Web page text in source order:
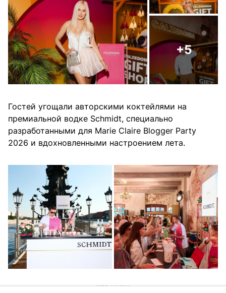
+5
Гостей угощали авторскими коктейлями на
премиальной водке Schmidt, специально
разработанными для Marie Claire Blogger Party
2026 и вдохновленными настроением лета.